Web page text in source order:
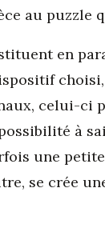
au puzzle
en
celui-ci
à
une
se crée